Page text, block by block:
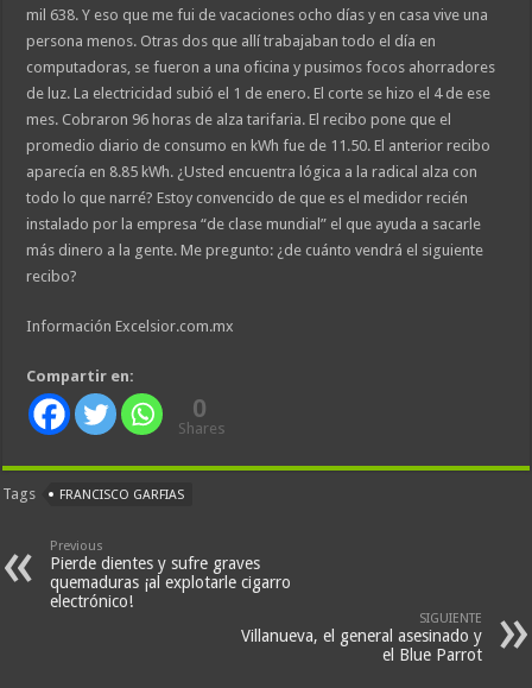
mil 638. Y eso que me fui de vacaciones ocho días y en casa vive una
persona menos. Otras dos que allí trabajaban todo el día en
computadoras, se fueron a una oficina y pusimos focos ahorradores
de luz. La electricidad subió el 1 de enero. El corte se hizo el 4 de ese
mes. Cobraron 96 horas de alza tarifaria. El recibo pone que el
promedio diario de consumo en kWh fue de 11.50. El anterior recibo
aparecía en 8.85 kWh. ¿Usted encuentra lógica a la radical alza con
todo lo que narré? Estoy convencido de que es el medidor recién
instalado por la empresa “de clase mundial” el que ayuda a sacarle
más dinero a la gente. Me pregunto: ¿de cuánto vendrá el siguiente
recibo?
Información Excelsior.com.mx
Compartir en:
0
Shares
Tags FRANCISCO GARFIAS
Previous
Pierde dientes y sufre graves
quemaduras ¡al explotarle cigarro
electrónico!
SIGUIENTE
Villanueva, el general asesinado y
el Blue Parrot